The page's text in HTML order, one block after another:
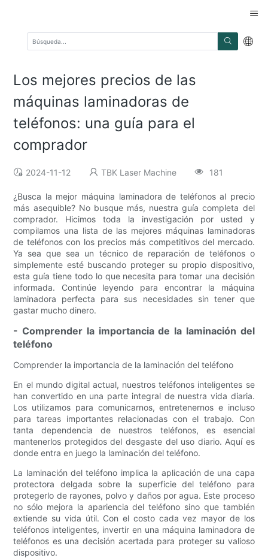
Los mejores precios de las
máquinas laminadoras de
teléfonos: una guía para el
comprador
2024-11-12 TBK Laser Machine 181
¿Busca la mejor máquina laminadora de teléfonos al precio
más asequible? No busque más, nuestra guía completa del
comprador. Hicimos toda la investigación por usted y
compilamos una lista de las mejores máquinas laminadoras
de teléfonos con los precios más competitivos del mercado.
Ya sea que sea un técnico de reparación de teléfonos o
simplemente esté buscando proteger su propio dispositivo,
esta guía tiene todo lo que necesita para tomar una decisión
informada. Continúe leyendo para encontrar la máquina
laminadora perfecta para sus necesidades sin tener que
gastar mucho dinero.
- Comprender la importancia de la laminación del
teléfono
Comprender la importancia de la laminación del teléfono
En el mundo digital actual, nuestros teléfonos inteligentes se
han convertido en una parte integral de nuestra vida diaria.
Los utilizamos para comunicarnos, entretenernos e incluso
para tareas importantes relacionadas con el trabajo. Con
tanta dependencia de nuestros teléfonos, es esencial
mantenerlos protegidos del desgaste del uso diario. Aquí es
donde entra en juego la laminación del teléfono.
La laminación del teléfono implica la aplicación de una capa
protectora delgada sobre la superficie del teléfono para
protegerlo de rayones, polvo y daños por agua. Este proceso
no sólo mejora la apariencia del teléfono sino que también
extiende su vida útil. Con el costo cada vez mayor de los
teléfonos inteligentes, invertir en una máquina laminadora de
teléfonos es una decisión acertada para proteger su valioso
dispositivo.